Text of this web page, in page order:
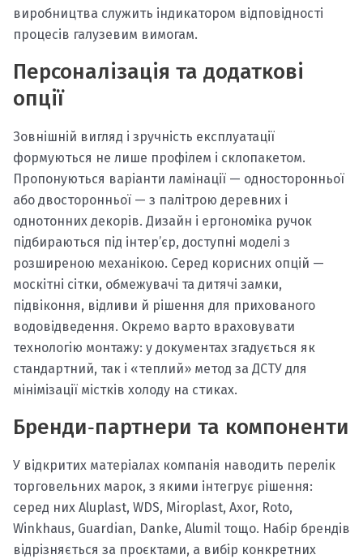
виробництва служить індикатором відповідності
процесів галузевим вимогам.
Персоналізація та додаткові
опції
Зовнішній вигляд і зручність експлуатації
формуються не лише профілем і склопакетом.
Пропонуються варіанти ламінації — односторонньої
або двосторонньої — з палітрою деревних і
однотонних декорів. Дизайн і ергономіка ручок
підбираються під інтер’єр, доступні моделі з
розширеною механікою. Серед корисних опцій —
москітні сітки, обмежувачі та дитячі замки,
підвіконня, відливи й рішення для прихованого
водовідведення. Окремо варто враховувати
технологію монтажу: у документах згадується як
стандартний, так і «теплий» метод за ДСТУ для
мінімізації містків холоду на стиках.
Бренди‑партнери та компоненти
У відкритих матеріалах компанія наводить перелік
торговельних марок, з якими інтегрує рішення:
серед них Aluplast, WDS, Miroplast, Axor, Roto,
Winkhaus, Guardian, Danke, Alumil тощо. Набір брендів
відрізняється за проєктами, а вибір конкретних